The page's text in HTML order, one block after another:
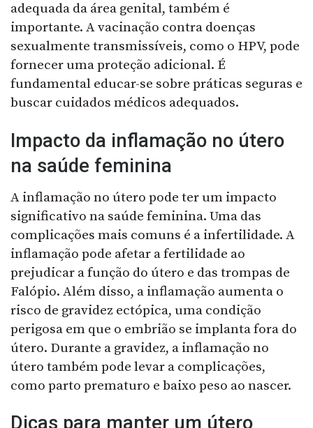
adequada da área genital, também é
importante. A vacinação contra doenças
sexualmente transmissíveis, como o HPV, pode
fornecer uma proteção adicional. É
fundamental educar-se sobre práticas seguras e
buscar cuidados médicos adequados.
Impacto da inflamação no útero
na saúde feminina
A inflamação no útero pode ter um impacto
significativo na saúde feminina. Uma das
complicações mais comuns é a infertilidade. A
inflamação pode afetar a fertilidade ao
prejudicar a função do útero e das trompas de
Falópio. Além disso, a inflamação aumenta o
risco de gravidez ectópica, uma condição
perigosa em que o embrião se implanta fora do
útero. Durante a gravidez, a inflamação no
útero também pode levar a complicações,
como parto prematuro e baixo peso ao nascer.
Dicas para manter um útero